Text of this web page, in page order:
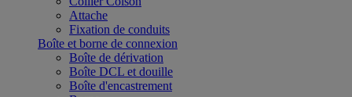
Attache
Fixation de conduits
Boîte et borne de connexion
Boîte de dérivation
Boîte DCL et douille
Boîte d'encastrement